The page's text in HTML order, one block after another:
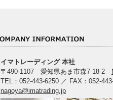
イマトレーディング 本社
〒490-1107 愛知県あま市森7-18-2
TEL：052-443-6250 ／ FAX：052-
nagoya@imatrading.jp